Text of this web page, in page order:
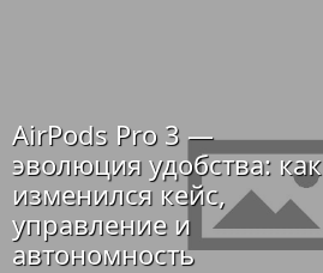
AirPods Pro 3 —
эволюция удобства: как
изменился кейс,
управление и
автономность